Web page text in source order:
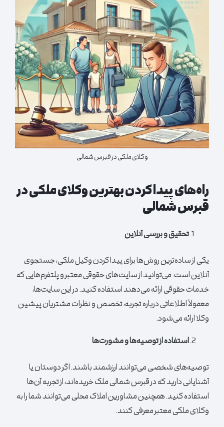
وکلای ملکی در قبرس شمالی
راه‌های پیدا کردن بهترین وکلای ملکی در
قبرس شمالی
تحقیق و بررسی آنلاین
یکی از ساده‌ترین روش‌ها برای پیدا کردن وکیل ملکی، جستجوی
آنلاین است. می‌توانید از سایت‌های حقوقی معتبر و پلتفرم‌هایی که
خدمات حقوقی ارائه می‌دهند استفاده کنید. در این سایت‌ها،
معمولاً اطلاعاتی درباره تجربه، تخصص و نظرات مشتریان پیشین
وکلا ارائه می‌شود.
استفاده از توصیه‌ها و مشورت‌ها
توصیه‌های شخصی می‌توانند ارزشمند باشند. اگر دوستان یا
آشنایانی دارید که در قبرس شمالی ملک خریده‌اند، از تجربه آن‌ها
استفاده کنید. همچنین مشاورین املاک محلی می‌توانند شما را به
وکلای ملکی معتبر معرفی کنند.